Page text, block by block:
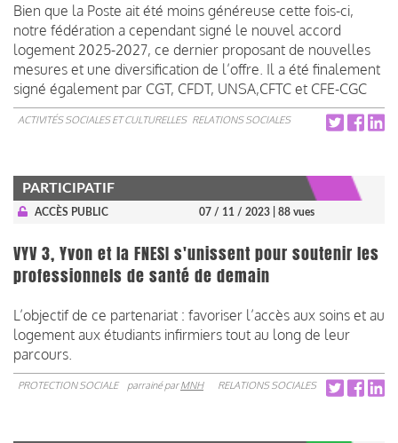
Bien que la Poste ait été moins généreuse cette fois-ci,
notre fédération a cependant signé le nouvel accord
logement 2025-2027, ce dernier proposant de nouvelles
mesures et une diversification de l’offre. Il a été finalement
signé également par CGT, CFDT, UNSA,CFTC et CFE-CGC
ACTIVITÉS SOCIALES ET CULTURELLES RELATIONS SOCIALES
PARTICIPATIF
ACCÈS PUBLIC 07 / 11 / 2023 | 88 vues
VYV 3, Yvon et la FNESI s'unissent pour soutenir les
professionnels de santé de demain
L’objectif de ce partenariat : favoriser l’accès aux soins et au
logement aux étudiants infirmiers tout au long de leur
parcours.
PROTECTION SOCIALE parrainé parMNH RELATIONS SOCIALES